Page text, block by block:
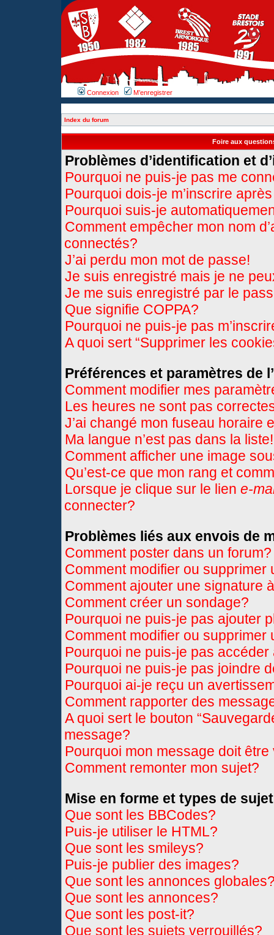
Connexion M’enregistrer
Index du forum
Foire aux
Problèmes d’identification et
Pourquoi ne puis-je pas me
Pourquoi dois-je m’inscrire
Pourquoi suis-je
Comment empêcher mon nom
connectés?
J’ai perdu mon mot de passe!
Je suis enregistré mais je ne
Je me suis enregistré par le
Que signifie COPPA?
Pourquoi ne puis-je pas
A quoi sert “Supprimer les
Préférences et paramètres de
Comment modifier mes
Les heures ne sont pas
J’ai changé mon fuseau horaire
Ma langue n’est pas dans la liste!
Comment afficher une image
Qu’est-ce que mon rang et
Lorsque je clique sur le lien e-
connecter?
Problèmes liés aux envois de
Comment poster dans un forum?
Comment modifier ou supprimer
Comment ajouter une signature
Comment créer un sondage?
Pourquoi ne puis-je pas ajouter
Comment modifier ou supprimer
Pourquoi ne puis-je pas accéder
Pourquoi ne puis-je pas joindre
Pourquoi ai-je reçu un
Comment rapporter des
A quoi sert le bouton
message?
Pourquoi mon message doit être
Comment remonter mon sujet?
Mise en forme et types de sujet
Que sont les BBCodes?
Puis-je utiliser le HTML?
Que sont les smileys?
Puis-je publier des images?
Que sont les annonces
Que sont les annonces?
Que sont les post-it?
Que sont les sujets verrouillés?